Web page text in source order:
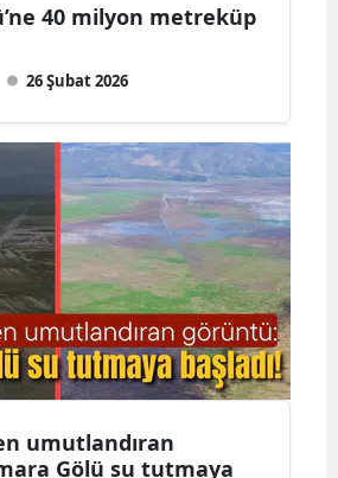
40 milyon metreküp
26 Şubat 2026
umutlandıran
Gölü su tutmaya